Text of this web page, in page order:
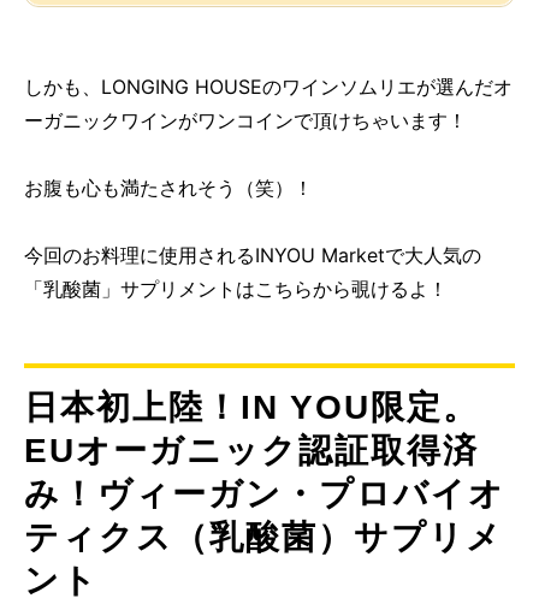
しかも、LONGING HOUSEのワインソムリエが選んだオ
ーガニックワインがワンコインで頂けちゃいます！
お腹も心も満たされそう（笑）！
今回のお料理に使用されるINYOU Marketで大人気の
「乳酸菌」サプリメントはこちらから覗けるよ！
日本初上陸！IN YOU限定。
EUオーガニック認証取得済
み！ヴィーガン・プロバイオ
ティクス（乳酸菌）サプリメ
ント